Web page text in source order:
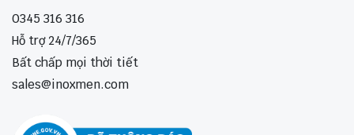
0345 316 316
Hỗ trợ 24/7/365
Bất chấp mọi thời tiết
sales@inoxmen.com